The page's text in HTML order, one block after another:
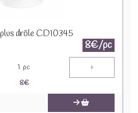
drôle CD10345
8€/pc
1 pc +
8€